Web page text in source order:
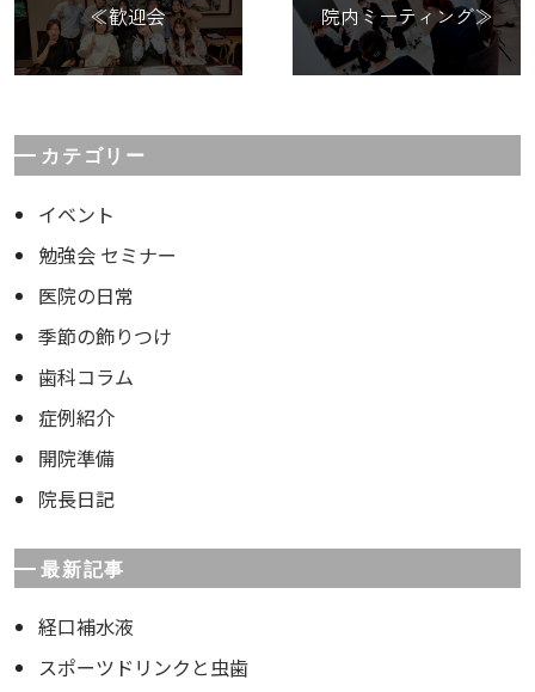
≪歓迎会 院内ミーティング≫
カテゴリー
イベント
勉強会 セミナー
医院の日常
季節の飾りつけ
歯科コラム
症例紹介
開院準備
院長日記
最新記事
経口補水液
スポーツドリンクと虫歯